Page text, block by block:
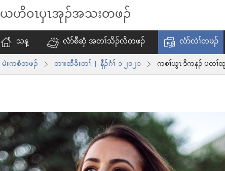
ယဟိဝၤပှၤအုၣ်အသးတဖၣ်
သန့ လံာ်စီဆှံ အတၢ်သိၣ်လိတဖၣ် လံာ်လဲၢ်တဖၣ်
မဲးကစံတဖၣ်​ တၢးထီခိးတၢ် | နီၣ်ဂံၢ် ၁ ၂၀၂၁ ကစၢ်ယွၤ ဒိကနၣ်​ ပတၢ်